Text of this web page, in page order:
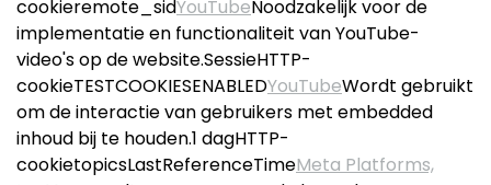
cookieremote_sidYouTubeNoodzakelijk voor de
implementatie en functionaliteit van YouTube-
video's op de website.SessieHTTP-
cookieTESTCOOKIESENABLEDYouTubeWordt gebruikt
om de interactie van gebruikers met embedded
inhoud bij te houden.1 dagHTTP-
cookietopicsLastReferenceTimeMeta Platforms,